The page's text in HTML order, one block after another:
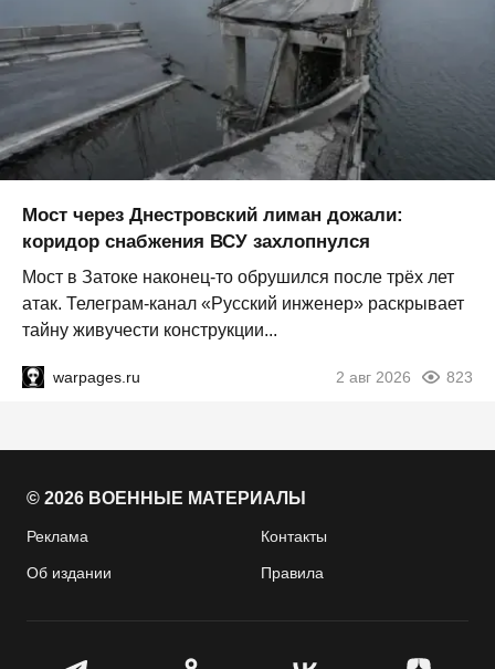
Мост через Днестровский лиман дожали:
коридор снабжения ВСУ захлопнулся
Мост в Затоке наконец-то обрушился после трёх лет
атак. Телеграм-канал «Русский инженер» раскрывает
тайну живучести конструкции...
warpages.ru 2 авг 2026 823
© 2026 ВОЕННЫЕ МАТЕРИАЛЫ
Реклама Контакты
Об издании Правила